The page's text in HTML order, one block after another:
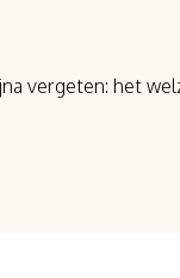
vergeten: het